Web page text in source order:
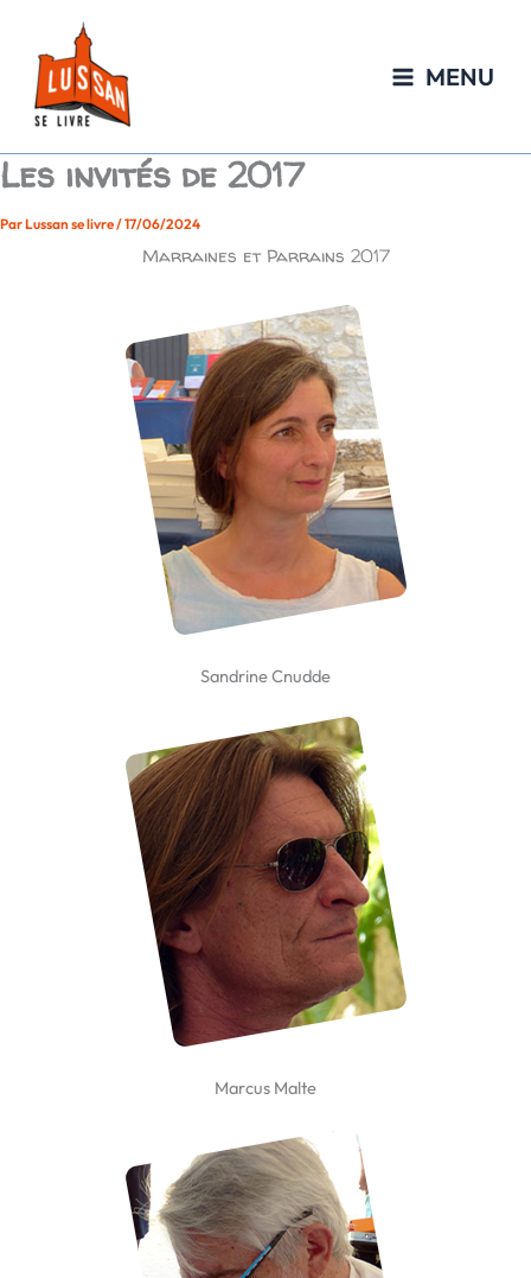
contenu
MENU
Les invités de 2017
ParLussan se livre/17/06/2024
Marraines et Parrains 2017
Sandrine Cnudde
Marcus Malte